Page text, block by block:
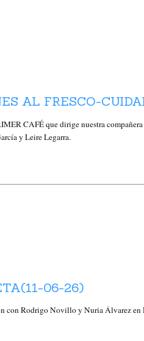
AL FRESCO-
CAFÉ que dirige nuestra
y Leire Legarra.
06-26)
con Rodrigo Novillo y Nuria Álvarez en